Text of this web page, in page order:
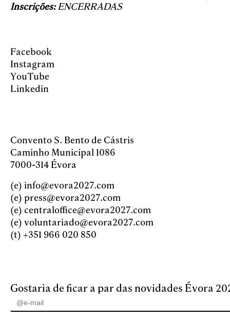
Inscrições:ENCERRADAS
Facebook
Instagram
YouTube
Linkedin
Convento S. Bento de Cástris
Caminho Municipal 1086
7000-314 Évora
(e) info@evora2027.com
(e) press@evora2027.com
(e) centraloffice@evora2027.com
(e) voluntariado@evora2027.com
(t) +351 966 020 850
Gostaria de ficar a par das novidades Évora